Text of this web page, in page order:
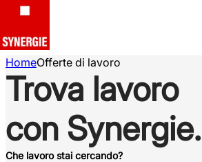
HomeOfferte di lavoro
Trova lavoro
con Synergie.
Che lavoro stai cercando?